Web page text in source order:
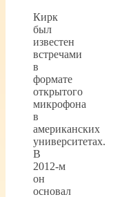
Кирк
был
известен
встречами
в
формате
открытого
микрофона
в
американских
университетах.
В
2012-м
он
основал